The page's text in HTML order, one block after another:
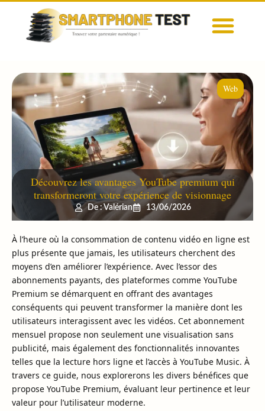
Découvrez les avantages YouTube premium qui
transformeront votre expérience de visionnage
De : Valérian 13/06/2026
Web
À l’heure où la consommation de contenu vidéo en ligne est
plus présente que jamais, les utilisateurs cherchent des
moyens d’en améliorer l’expérience. Avec l’essor des
abonnements payants, des plateformes comme YouTube
Premium se démarquent en offrant des avantages
conséquents qui peuvent transformer la manière dont les
utilisateurs interagissent avec les vidéos. Cet abonnement
mensuel propose non seulement une visualisation sans
publicité, mais également des fonctionnalités innovantes
telles que la lecture hors ligne et l’accès à YouTube Music. À
travers ce guide, nous explorerons les divers bénéfices que
propose YouTube Premium, évaluant leur pertinence et leur
valeur pour l’utilisateur moderne.